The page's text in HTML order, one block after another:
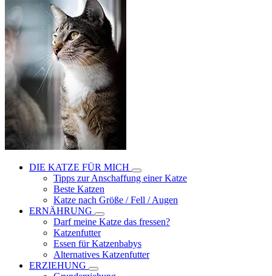
DIE KATZE FÜR MICH
Tipps zur Anschaffung einer Katze
Beste Katzen
Katze nach Größe / Fell / Augen
ERNÄHRUNG
Darf meine Katze das fressen?
Katzenfutter
Essen für Katzenbabys
Alternatives Katzenfutter
ERZIEHUNG